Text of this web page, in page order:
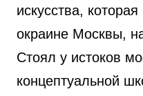
искусства,
окраине Москвы,
Стоял у истоков
концептуальной